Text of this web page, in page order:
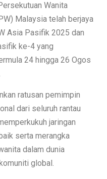
Wanita
Malaysia telah berjaya
Asia Pasifik 2025 dan
ke-4 yang
24 hingga 26 Ogos
ratusan pemimpin
dari seluruh rantau
jaringan
serta merangka
dalam dunia
global.